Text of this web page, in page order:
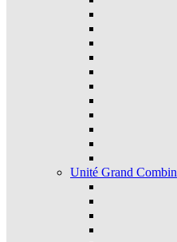
Unité Grand Combin